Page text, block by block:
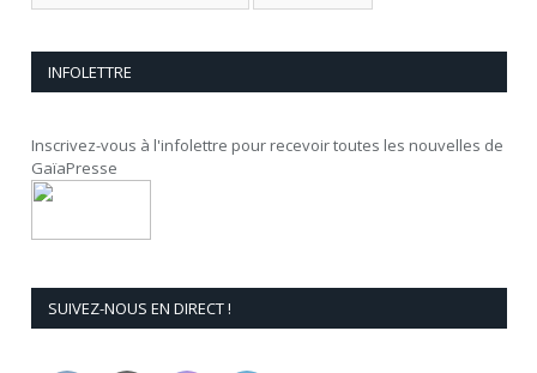
INFOLETTRE
Inscrivez-vous à l'infolettre pour recevoir toutes les nouvelles de
GaïaPresse
SUIVEZ-NOUS EN DIRECT !